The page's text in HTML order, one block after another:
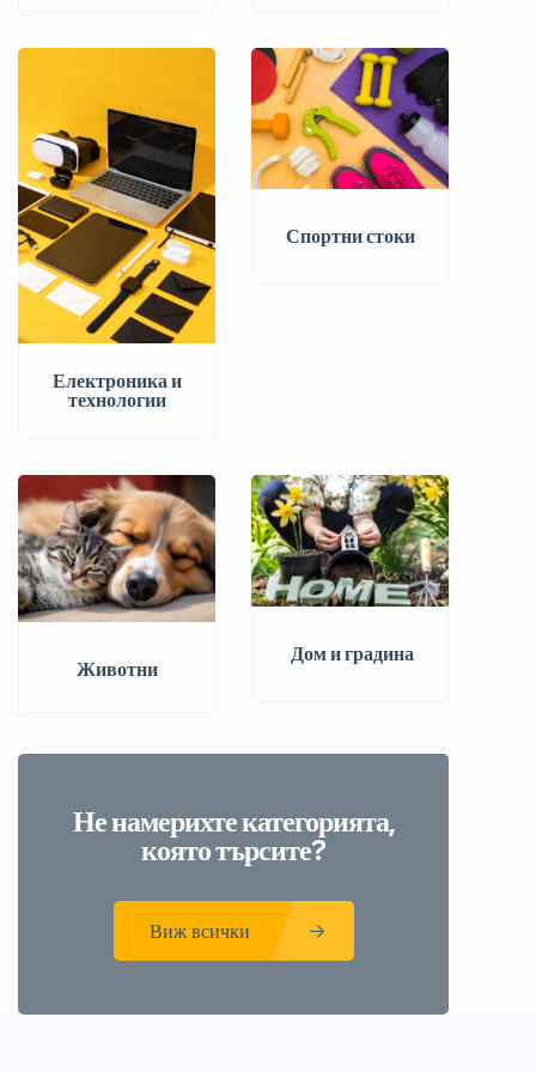
Електроника и
технологии
Спортни стоки
Животни
️ Дом и градина
Не намерихте категорията,
която търсите?
Виж всички